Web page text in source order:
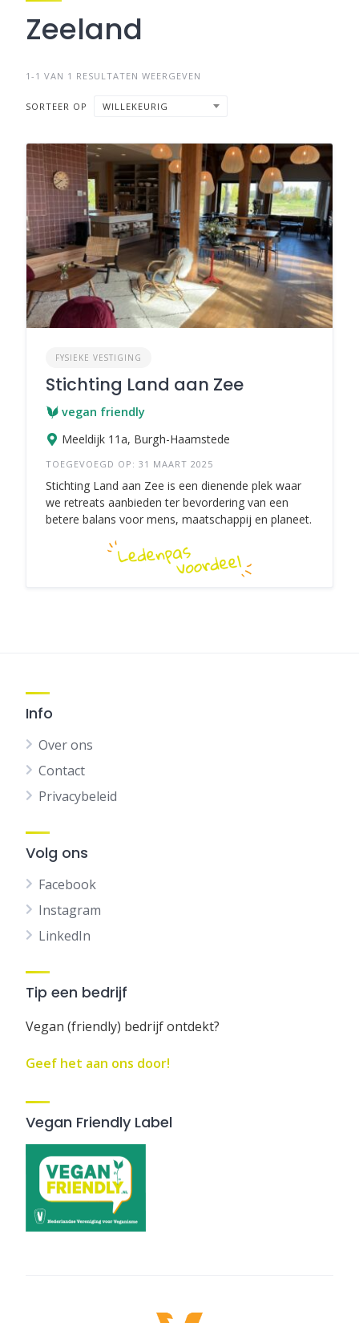
Zeeland
1-1 VAN 1 RESULTATEN WEERGEVEN
SORTEER OP WILLEKEURIG
FYSIEKE VESTIGING
Stichting Land aan Zee
vegan friendly
Meeldijk 11a, Burgh-Haamstede
TOEGEVOEGD OP: 31 MAART 2025
Stichting Land aan Zee is een dienende plek waar
we retreats aanbieden ter bevordering van een
betere balans voor mens, maatschappij en planeet.
Info
Over ons
Contact
Privacybeleid
Volg ons
Facebook
Instagram
LinkedIn
Tip een bedrijf
Vegan (friendly) bedrijf ontdekt?
Geef het aan ons door!
Vegan Friendly Label